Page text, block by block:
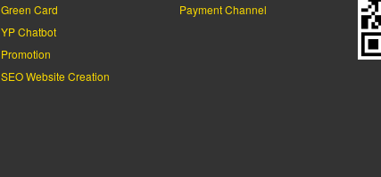
Green Card
YP Chatbot
Promotion
SEO Website Creation
Payment Channel